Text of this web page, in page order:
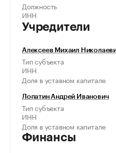
Должность
ИНН
Учредители
Алексеев Михаил
Тип субъекта
ИНН
Доля в уставном капитале
Лопатин Андрей Иванович
Тип субъекта
ИНН
Доля в уставном капитале
Финансы